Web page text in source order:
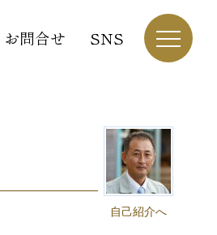
お問合せ SNS
自己紹介へ